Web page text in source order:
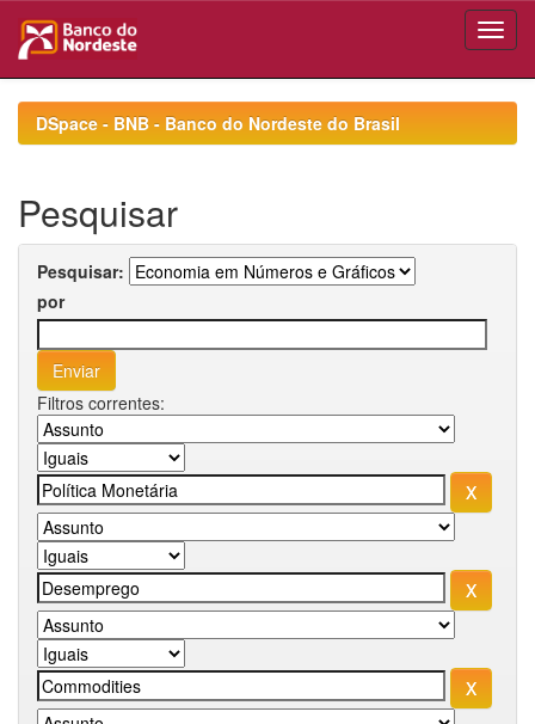
navigationDSpace - BNB - Banco do Nordeste do Brasil
Pesquisar
Pesquisar:
por
Filtros correntes: